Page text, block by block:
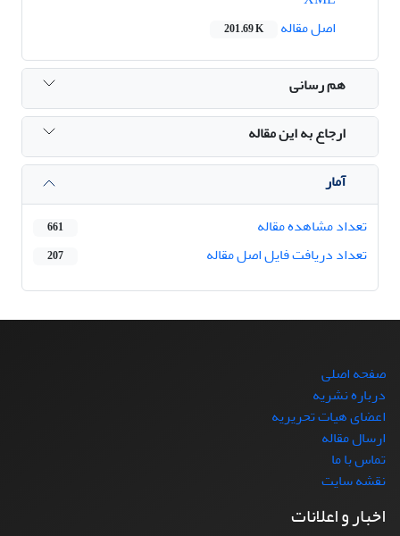
اصل مقاله
201.69 K
هم رسانی
ارجاع به این مقاله
آمار
تعداد مشاهده مقاله
661
تعداد دریافت فایل اصل مقاله 207
صفحه اصلی
درباره نشریه
اعضای هیات تحریریه
ارسال مقاله
تماس با ما
نقشه سایت
اخبار و اعلانات